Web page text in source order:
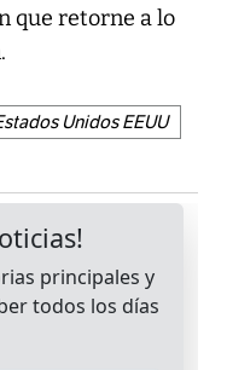
que retorne a lo
Unidos EEUU